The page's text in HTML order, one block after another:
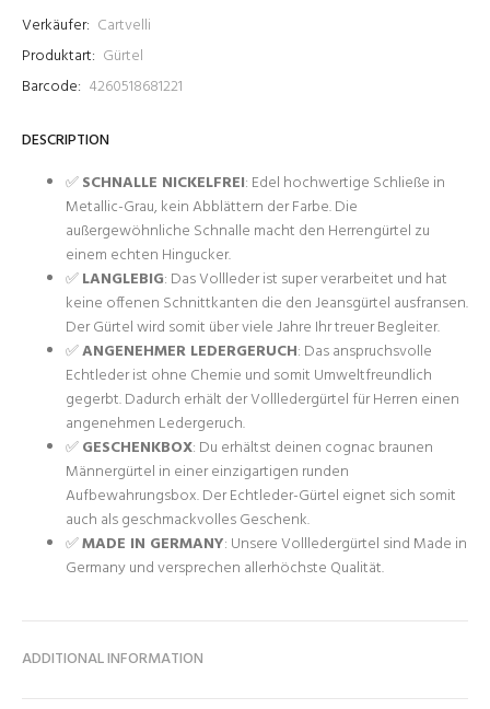
Verkäufer: Cartvelli
Produktart: Gürtel
Barcode: 4260518681221
DESCRIPTION
✅SCHNALLE NICKELFREI: Edel hochwertige Schließe in
Metallic-Grau, kein Abblättern der Farbe. Die
außergewöhnliche Schnalle macht den Herrengürtel zu
einem echten Hingucker.
✅LANGLEBIG: Das Vollleder ist super verarbeitet und hat
keine offenen Schnittkanten die den Jeansgürtel ausfransen.
Der Gürtel wird somit über viele Jahre Ihr treuer Begleiter.
✅ANGENEHMER LEDERGERUCH: Das anspruchsvolle
Echtleder ist ohne Chemie und somit Umweltfreundlich
gegerbt. Dadurch erhält der Vollledergürtel für Herren einen
angenehmen Ledergeruch.
✅GESCHENKBOX: Du erhältst deinen cognac braunen
Männergürtel in einer einzigartigen runden
Aufbewahrungsbox. Der Echtleder-Gürtel eignet sich somit
auch als geschmackvolles Geschenk.
✅MADE IN GERMANY: Unsere Vollledergürtel sind Made in
Germany und versprechen allerhöchste Qualität.
ADDITIONAL INFORMATION